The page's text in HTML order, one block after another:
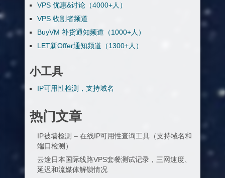
VPS 优惠&讨论（4000+人）
VPS 收割者频道
BuyVM 补货通知频道（1000+人）
LET新Offer通知频道（1300+人）
小工具
IP可用性检测，支持域名
热门文章
IP被墙检测 – 在线IP可用性查询工具（支持域名和
端口检测）
云途日本国际线路VPS套餐测试记录，三网速度、
延迟和流媒体解锁情况